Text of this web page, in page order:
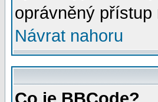
oprávněný
Návrat nahoru